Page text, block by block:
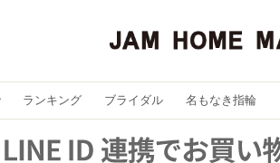
ランキング ブライダル 名もなき指輪